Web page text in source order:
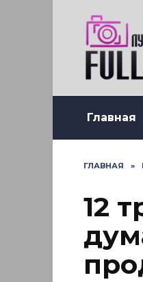
Главная
ГЛАВНАЯ »
12